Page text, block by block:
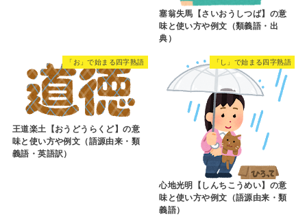
塞翁失馬【さいおうしつば】の意
味と使い方や例文（類義語・出
典）
「お」で始まる四字熟語
王道楽土【おうどうらくど】の意
味と使い方や例文（語源由来・類
義語・英語訳）
「し」で始まる四字熟語
心地光明【しんちこうめい】の意
味と使い方や例文（語源由来・類
義語）